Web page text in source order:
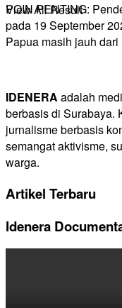
View All Result
POIN PENTING:
pada 19 September
Papua masih jauh dari
IDENERA adalah
berbasis di Surabaya.
jurnalisme berbasis
semangat aktivisme,
warga.
Artikel Terbaru
Idenera